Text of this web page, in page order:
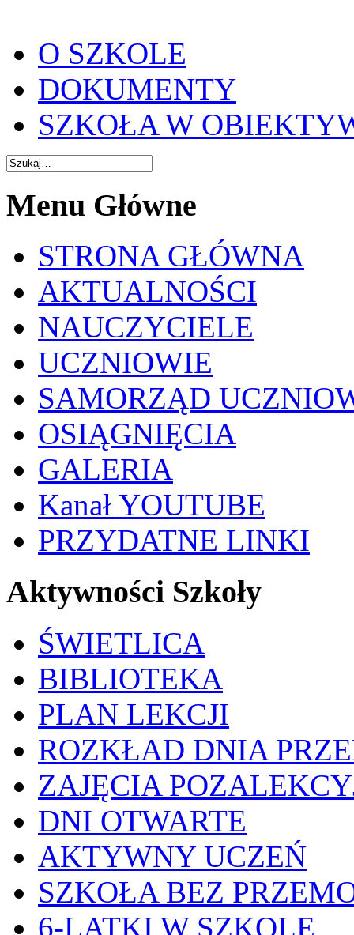
O SZKOLE
DOKUMENTY
SZKOŁA W
Menu Główne
STRONA GŁÓWNA
AKTUALNOŚCI
NAUCZYCIELE
UCZNIOWIE
SAMORZĄD
OSIĄGNIĘCIA
GALERIA
Kanał YOUTUBE
PRZYDATNE LINKI
Aktywności Szkoły
ŚWIETLICA
BIBLIOTEKA
PLAN LEKCJI
ROZKŁAD DNIA
ZAJĘCIA
DNI OTWARTE
AKTYWNY UCZEŃ
SZKOŁA BEZ
6-LATKI W SZKOLE